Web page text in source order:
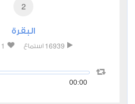
2
البقرة
16939 استماع 1
00:00